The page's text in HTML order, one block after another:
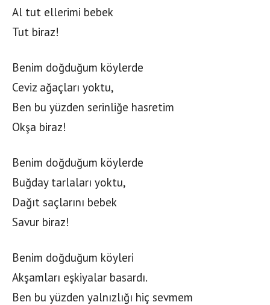
Al tut ellerimi bebek
Tut biraz!
Benim doğduğum köylerde
Ceviz ağaçları yoktu,
Ben bu yüzden serinliğe hasretim
Okşa biraz!
Benim doğduğum köylerde
Buğday tarlaları yoktu,
Dağıt saçlarını bebek
Savur biraz!
Benim doğduğum köyleri
Akşamları eşkiyalar basardı.
Ben bu yüzden yalnızlığı hiç sevmem